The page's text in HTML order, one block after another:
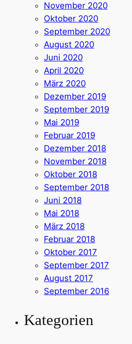
November 2020
Oktober 2020
September 2020
August 2020
Juni 2020
April 2020
März 2020
Dezember 2019
September 2019
Mai 2019
Februar 2019
Dezember 2018
November 2018
Oktober 2018
September 2018
Juni 2018
Mai 2018
März 2018
Februar 2018
Oktober 2017
September 2017
August 2017
September 2016
Kategorien